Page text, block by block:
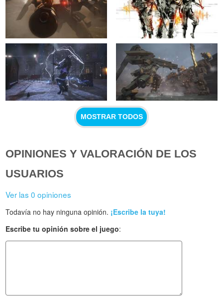
MOSTRAR TODOS
OPINIONES Y VALORACIÓN DE LOS
USUARIOS
Ver las 0 opiniones
Todavía no hay ninguna opinión. ¡Escribe la tuya!
Escribe tu opinión sobre el juego: